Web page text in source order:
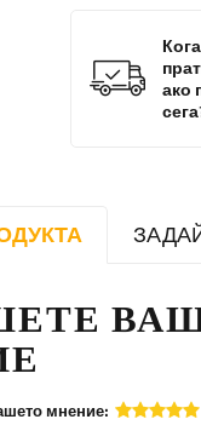
ако
мнение: